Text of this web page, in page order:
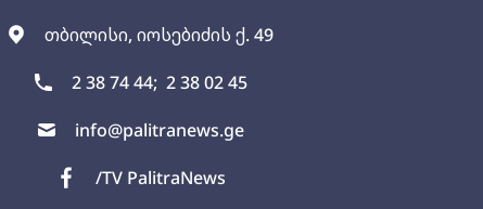
თბილისი, იოსებიძის ქ. 49
2 38 74 44; 2 38 02 45
info@palitranews.ge
/TV PalitraNews